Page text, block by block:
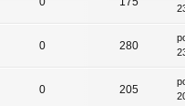
0 280
0 205